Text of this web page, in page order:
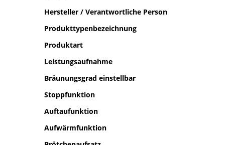
Marke
Hersteller / Verantwortliche Person
Produkttypenbezeichnung
Produktart
Leistungsaufnahme
Bräunungsgrad einstellbar
Stoppfunktion
Auftaufunktion
Aufwärmfunktion